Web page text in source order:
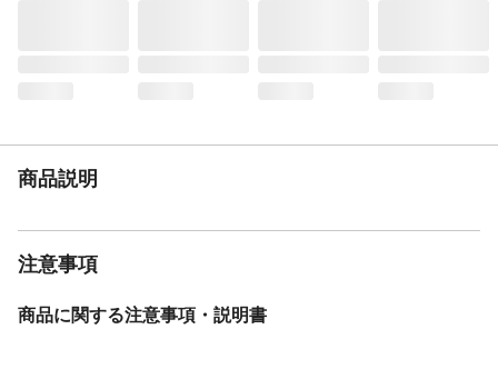
商品説明
注意事項
商品に関する注意事項・説明書